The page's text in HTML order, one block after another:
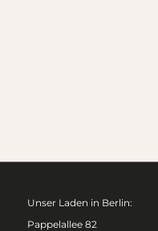
Unser Laden in Berlin:
Pappelallee 82